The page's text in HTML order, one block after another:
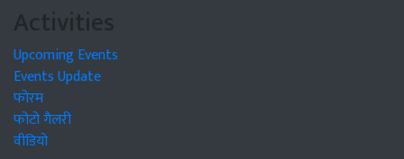
Activities
Upcoming Events
Events Update
फोरम
फोटो गैलरी
वीडियो